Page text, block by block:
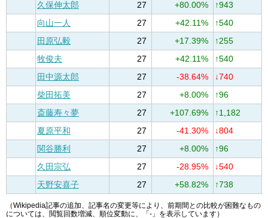
久保伸太郎
27 +80.00%
↑943
向山一人
27 +42.11%
↑540
田原弘毅
27 +17.39%
↑255
牧俊夫
27 +42.11%
↑540
田中源太郎
27 -38.64%
↓740
柴田拓美
27 +8.00%
↑96
斎藤寿々夢
27 +107.69%
↑1,182
夏原平和
27 -41.30%
↓804
関谷勝利
27 +8.00%
↑96
久田宗弘
27 -28.95%
↓540
天野安喜子
27 +58.82% ↑738
（Wikipedia記事の追加、記事名の変更等により、前期間との比較が困難なもの
については、閲覧回数増減、順位変動に、「-」を表示しています）